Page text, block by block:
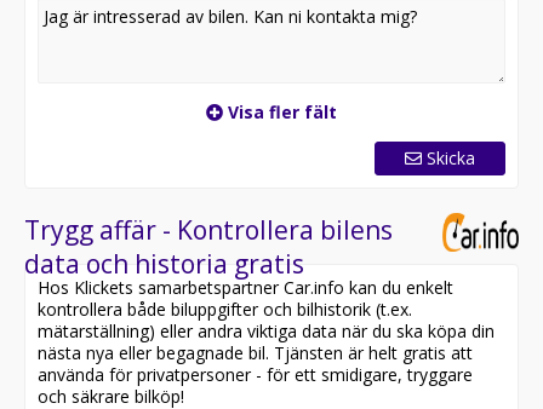
* Uppläggnings- och administrationsavgift tillkommer.
Visa fler fält
Skicka
Trygg affär - Kontrollera bilens
data och historia gratis
Hos Klickets samarbetspartner Car.info kan du enkelt
kontrollera både biluppgifter och bilhistorik (t.ex.
mätarställning) eller andra viktiga data när du ska köpa din
nästa nya eller begagnade bil. Tjänsten är helt gratis att
använda för privatpersoner - för ett smidigare, tryggare
och säkrare bilköp!